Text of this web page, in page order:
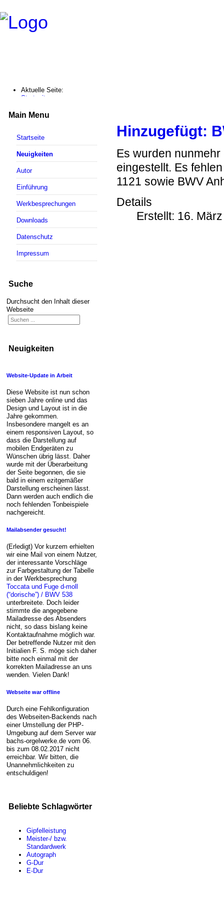
Aktuelle Seite:
Startseite
Hinzugefügt: BWV 583-598
Main Menu
Startseite
Neuigkeiten
Autor
Einführung
Werkbesprechungen
Downloads
Datenschutz
Impressum
Suche
Durchsucht den Inhalt dieser
Webseite
Neuigkeiten
Website-Update in Arbeit
Diese Website ist nun schon
sieben Jahre online und das
Design und Layout ist in die
Jahre gekommen.
Insbesondere mangelt es an
einem responsiven Layout, so
dass die Darstellung auf
mobilen Endgeräten zu
Wünschen übrig lässt. Daher
wurde mit der Überarbeitung
der Seite begonnen, die sie
bald in einem ezitgemäßer
Darstellung erscheinen lässt.
Dann werden auch endlich die
noch fehlenden Tonbeispiele
nachgereicht.
Mailabsender gesucht!
(Erledigt) Vor kurzem erhielten
wir eine Mail von einem Nutzer,
der interessante Vorschläge
zur Farbgestaltung der Tabelle
in der Werkbesprechung
Toccata und Fuge d-moll
(“dorische”) / BWV 538
unterbreitete. Doch leider
stimmte die angegebene
Mailadresse des Absenders
nicht, so dass bislang keine
Kontaktaufnahme möglich war.
Der betreffende Nutzer mit den
Initialien F. S. möge sich daher
bitte noch einmal mit der
korrekten Mailadresse an uns
wenden. Vielen Dank!
Webseite war offline
Durch eine Fehlkonfiguration
des Webseiten-Backends nach
einer Umstellung der PHP-
Umgebung auf dem Server war
bachs-orgelwerke.de vom 06.
bis zum 08.02.2017 nicht
erreichbar. Wir bitten, die
Unannehmlichkeiten zu
entschuldigen!
Beliebte Schlagwörter
Gipfelleistung
Meister-/ bzw.
Standardwerk
Autograph
G-Dur
E-Dur
Hinzugefügt:
Es wurden
eingestellt. Es
1121 sowie BWV
Details
Erstellt: 16.